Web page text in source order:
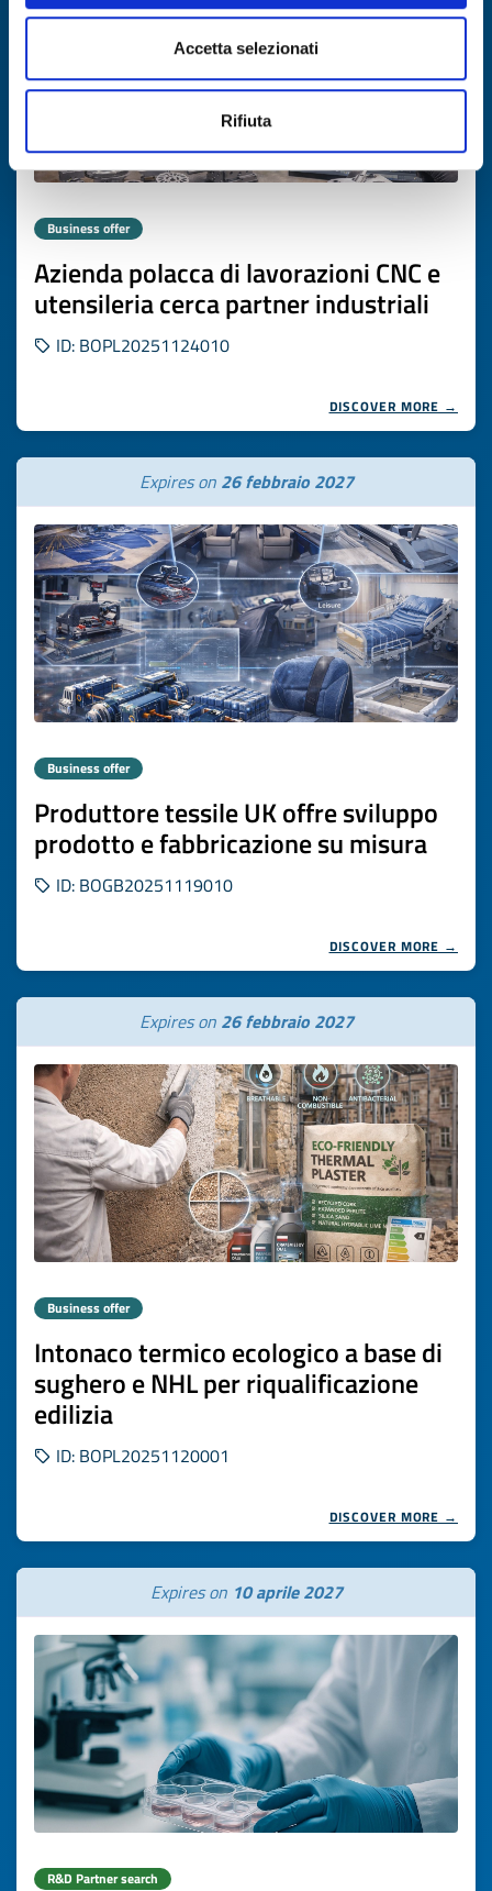
Accetta selezionati
Rifiuta
Business offer
Azienda polacca di lavorazioni CNC e
utensileria cerca partner industriali
ID: BOPL20251124010
DISCOVER MORE →
Expires on 26 febbraio 2027
Business offer
Produttore tessile UK offre sviluppo
prodotto e fabbricazione su misura
ID: BOGB20251119010
DISCOVER MORE →
Expires on 26 febbraio 2027
Business offer
Intonaco termico ecologico a base di
sughero e NHL per riqualificazione
edilizia
ID: BOPL20251120001
DISCOVER MORE →
Expires on 10 aprile 2027
R&D Partner search